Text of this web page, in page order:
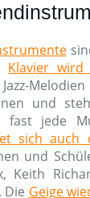
Klavier
und
fast jede
sich auch
und
Keith
Die Geige